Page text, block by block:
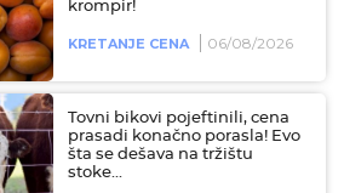
krompir!
KRETANJE CENA 06/08/2026
Tovni bikovi pojeftinili, cena
prasadi konačno porasla! Evo
šta se dešava na tržištu
stoke...